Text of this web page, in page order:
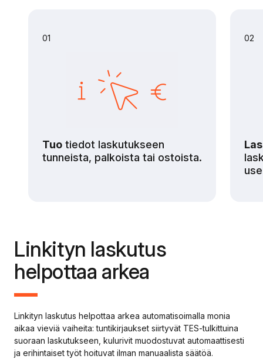
01
Tuo tiedot laskutukseen
tunneista, palkoista tai ostoista.
02
Linkityn laskutus
helpottaa arkea
Linkityn laskutus helpottaa arkea automatisoimalla monia
aikaa vieviä vaiheita: tuntikirjaukset siirtyvät TES-tulkittuina
suoraan laskutukseen, kulurivit muodostuvat automaattisesti
ja erihintaiset työt hoituvat ilman manuaalista säätöä.